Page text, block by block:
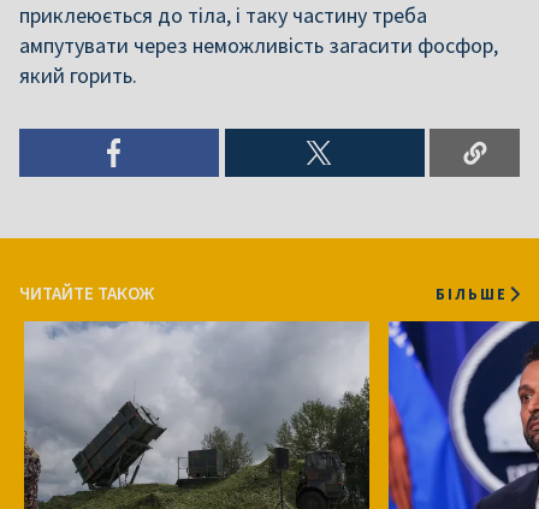
приклеюється до тіла, і таку частину треба
ампутувати через неможливість загасити фосфор,
який горить.
ЧИТАЙТЕ ТАКОЖ БІЛЬШЕ